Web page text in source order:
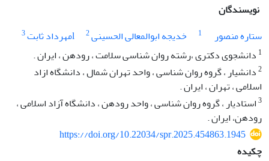
نویسندگان
ستاره منصور
1 خدیجه ابوالمعالی الحسینی2 lمهرداد ثابت
3
1 دانشجوی دکتری ،رشته روان شناسی سلامت ، رودهن ، ایران .
2دانشیار ، گروه روان شناسی ، واحد تهران شمال ، دانشگاه ازاد
اسلامی ، تهران ، ایران .
3استادیار ، گروه روان شناسی ، واحد رودهن ، دانشگاه آزاد اسلامی ،
رودهن، ایران .
https://doi.org/10.22034/spr.2025.454863.1945
چکیده